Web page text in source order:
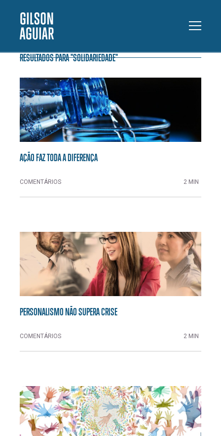
RESULTADOS PARA "SOLIDARIEDADE"
AÇÃO FAZ TODA A DIFERENÇA
COMENTÁRIOS 2 MIN
PERSONALISMO NÃO SUPERA CRISE
COMENTÁRIOS 2 MIN